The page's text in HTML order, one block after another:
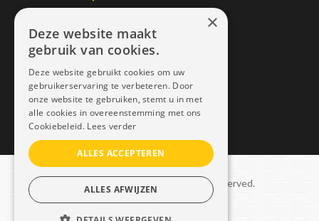
1750 Lennik
0497452898
info@dais.be
Copyright © 2021 Dais. All rights reserved.
Sitemap–GDPR
×
Deze website maakt
gebruik van cookies.
Deze website gebruikt cookies om uw
gebruikerservaring te verbeteren. Door
onze website te gebruiken, stemt u in met
alle cookies in overeenstemming met ons
Cookiebeleid. Lees verder
ALLES ACCEPTEREN
ALLES AFWIJZEN